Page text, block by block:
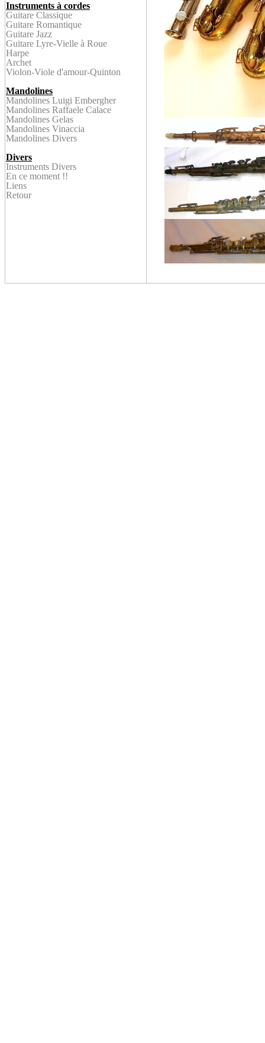
Instruments à cordes
Guitare Classique
Guitare Romantique
Guitare Jazz
Guitare Lyre-Vielle à Roue
Harpe
Archet
Violon-Viole d'amour-Quinton
Mandolines
Mandolines Luigi Embergher
Mandolines Raffaele Calace
Mandolines Gelas
Mandolines Vinaccia
Mandolines Divers
Divers
Instruments Divers
En ce moment !!
Liens
Retour